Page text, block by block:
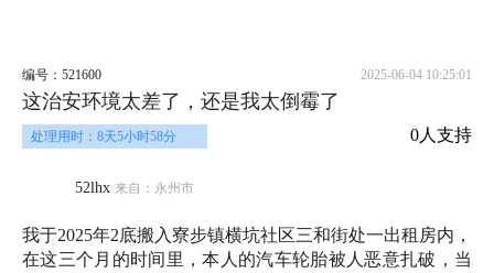
编号：521600 2025-06-04 10:25:01
这治安环境太差了，还是我太倒霉了
处理用时：8天5小时58分 0人支持
52lhx 来自：永州市
我于2025年2底搬入寮步镇横坑社区三和街处一出租房内，
在这三个月的时间里，本人的汽车轮胎被人恶意扎破，当